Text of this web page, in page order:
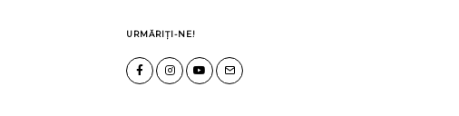
URMĂRIȚI-NE!